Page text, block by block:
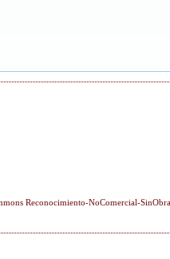
Reconocimiento-NoComercial-